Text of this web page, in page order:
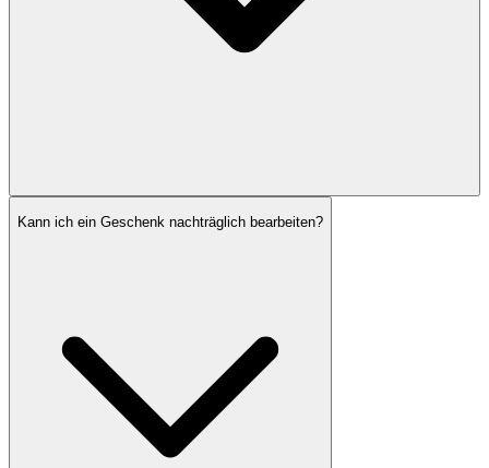
Kann ich ein Geschenk nachträglich bearbeiten?